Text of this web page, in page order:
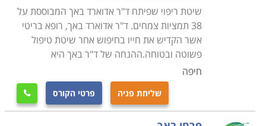
צמחים בהרתחה, בשמש או במי מעיינות חמים, כל סוג על
פי המידה הרצויה עבורו.
אפשר להשתתף בסדנא חד פעמית האורכת שלוש שעות,
בכדי להכיר את עקרונות הטיפול בשיטה, אך מי שמעוניין
להפוך למטפל מוסמך בשיטה זו חייב להשתתף במסגרת
המציעה קורס ארוך יותר, קורס תעודה אשר נמשך החל
מסמסטר אחד, ועד שנת לימודים אקדמית מלאה למטפלים
שיטת ריפוי שפיתח ד"ר אדוארד באך המבוססת על
38 תמציות צמחים. ד"ר אדוארד באך, רופא בריטי
אשר הקדיש את חייו בחיפוש אחר שיטת טיפול
פשוטה ובטוחה.ההנחה של ד"ר באך היא
חיפה
שליחת פניה פרטי הקורס 